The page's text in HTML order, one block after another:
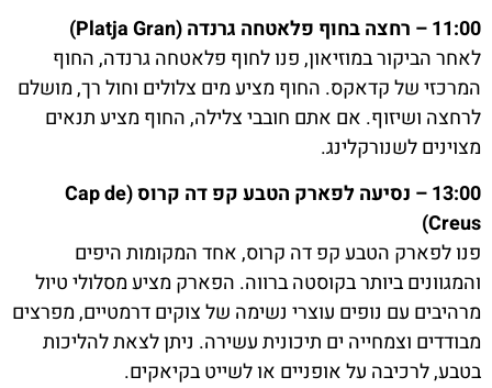
11:00 – רחצה בחוף פלאטחה גרנדה (Platja Gran)
לאחר הביקור במוזיאון, פנו לחוף פלאטחה גרנדה, החוף
המרכזי של קדאקס. החוף מציע מים צלולים וחול רך, מושלם
לרחצה ושיזוף. אם אתם חובבי צלילה, החוף מציע תנאים
מצוינים לשנורקלינג.
13:00 – נסיעה לפארק הטבע קפ דה קרוס (Cap de
Creus)
פנו לפארק הטבע קפ דה קרוס, אחד המקומות היפים
והמגוונים ביותר בקוסטה ברווה. הפארק מציע מסלולי טיול
מרהיבים עם נופים עוצרי נשימה של צוקים דרמטיים, מפרצים
מבודדים וצמחייה ים תיכונית עשירה. ניתן לצאת להליכות
בטבע, לרכיבה על אופניים או לשייט בקיאקים.